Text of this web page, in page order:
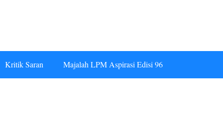
Kritik Saran Majalah LPM Aspirasi Edisi 96